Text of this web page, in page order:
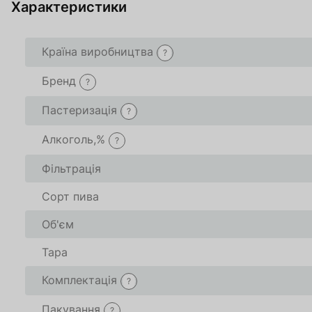
Характеристики
Країна виробництва ?
Бренд ?
Пастеризація ?
Алкоголь,% ?
Фільтрація
Сорт пива
Об'єм
Тара
Комплектація
?
Пакування